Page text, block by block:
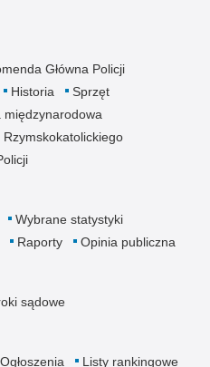
Główna Policji
Historia
Sprzęt
międzynarodowa
Rzymskokatolickiego
Wybrane statystyki
Raporty Opinia publiczna
sądowe
Ogłoszenia
Listy rankingowe